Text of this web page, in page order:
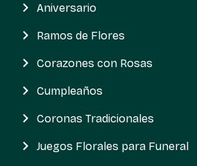
Aniversario
Ramos de Flores
Corazones con Rosas
Cumpleaños
Coronas Tradicionales
Juegos Florales para Funeral